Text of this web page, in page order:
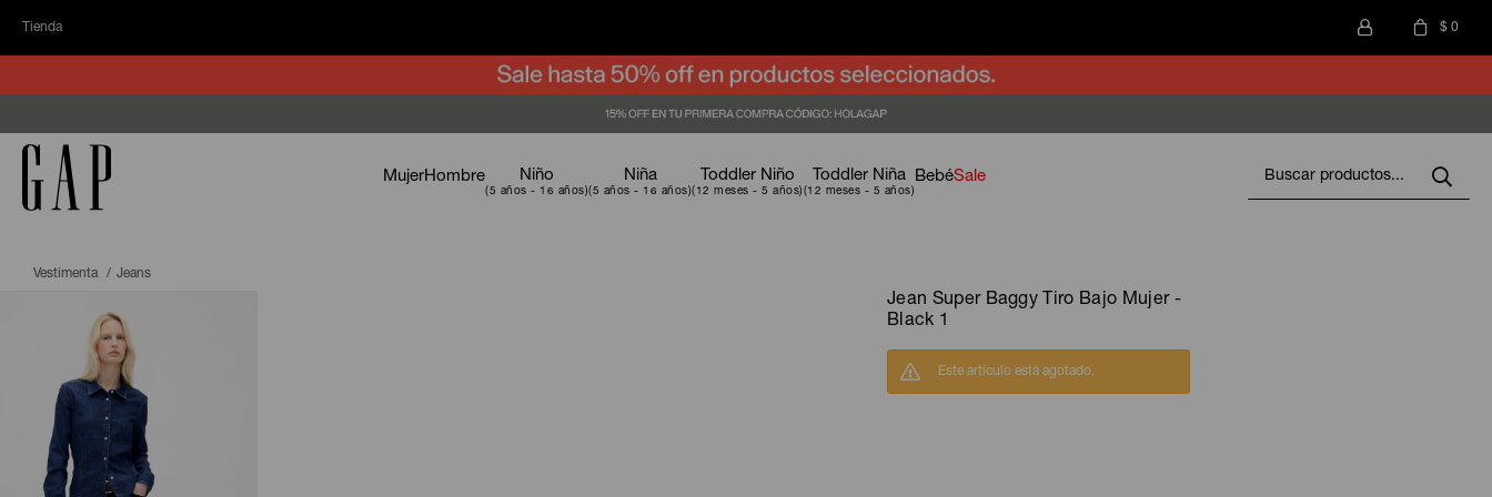
Tienda $ 0
MujerHombre Niño Niña Toddler Niño Toddler Niña BebéSale
Vestimenta Jeans
Jean Super Baggy Tiro Bajo Mujer -
Black 1
Este artículo está agotado.